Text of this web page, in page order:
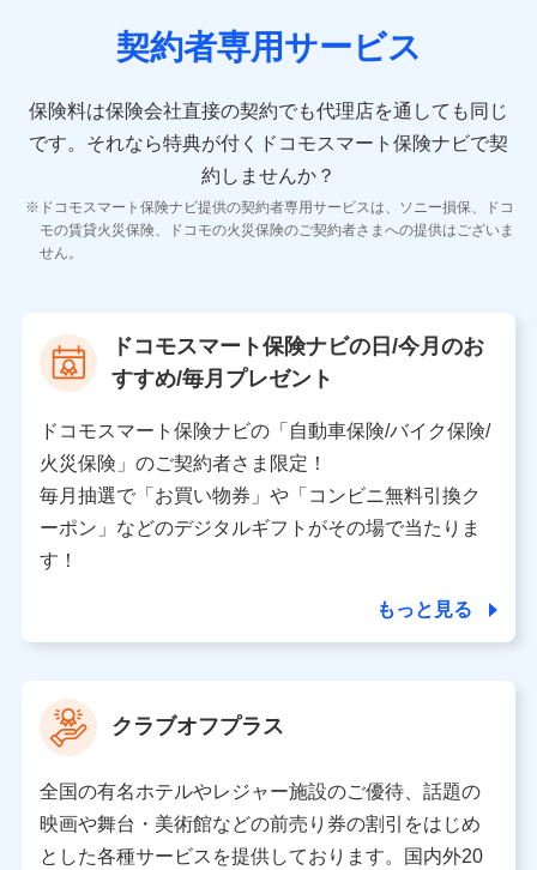
10.受託業務の 個人情報
11.マイカー通勤管理クラウド並びに法人向けASPサー
ビスに関してのお問い合わせ情報
各種お問い合わせに対応するため
当社のサービスに関する情報提供や、皆様に有用なお知らせ
をお送りするため
当社の対応品質向上やお問い合わせ内容の正確な把握のため
個人情報保護管理者の職名、連絡先
〒103-0013 東京都中央区日本橋人形町2-14-10 アー
バンネット日本橋ビル 3F
株式会社ドコモ・インシュアランス
個人情報の第三者提供について
当社は利用目的の達成に必要な範囲内において個人情報
の取り扱いの全部または一部を委託する場合がありま
す。
個人データの共同利用
当社は株式会社NTTドコモとの間で、以下のとおり個
契約者専用サービス
保険料は保険会社直接の契約でも代理店を通しても同じ
です。 それなら特典が付くドコモスマート保険ナビで契
約しませんか？
ドコモスマート保険ナビ提供の契約者専用サービスは、ソニー損保、ドコ
モの賃貸火災保険、ドコモの火災保険のご契約者さまへの提供はございま
せん。
ドコモスマート保険ナビの日/今月のお
すすめ/毎月プレゼント
ドコモスマート保険ナビの「自動車保険/バイク保険/
火災保険」のご契約者さま限定！
毎月抽選で「お買い物券」や「コンビニ無料引換ク
ーポン」などのデジタルギフトがその場で当たりま
す！
もっと見る
クラブオフプラス
全国の有名ホテルやレジャー施設のご優待、話題の
映画や舞台・美術館などの前売り券の割引をはじめ
とした各種サービスを提供しております。国内外20